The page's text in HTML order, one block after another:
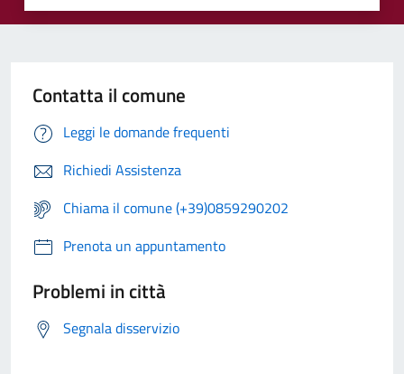
Contatta il comune
Leggi le domande frequenti
Richiedi Assistenza
Chiama il comune (+39)0859290202
Prenota un appuntamento
Problemi in città
Segnala disservizio